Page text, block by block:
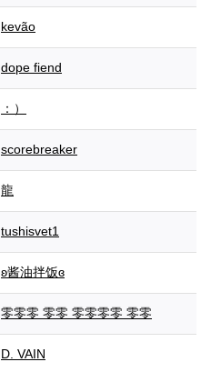
kevão
dope fiend
：）
scorebreaker
龍
tushisvet1
ʚ酱油拌饭ɞ
零零零 零零 零零零零 零零
D. VAIN